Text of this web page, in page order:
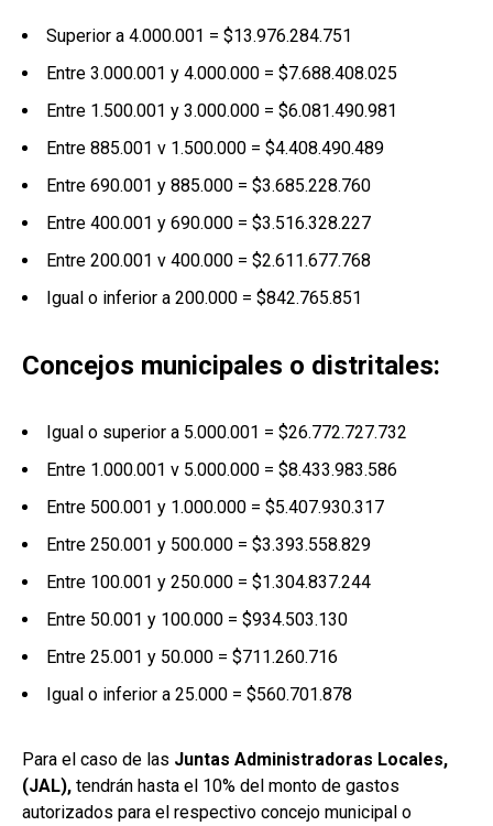
Superior a 4.000.001 = $13.976.284.751
Entre 3.000.001 y 4.000.000 = $7.688.408.025
Entre 1.500.001 y 3.000.000 = $6.081.490.981
Entre 885.001 v 1.500.000 = $4.408.490.489
Entre 690.001 y 885.000 = $3.685.228.760
Entre 400.001 y 690.000 = $3.516.328.227
Entre 200.001 v 400.000 = $2.611.677.768
Igual o inferior a 200.000 = $842.765.851
Concejos municipales o distritales:
Igual o superior a 5.000.001 = $26.772.727.732
Entre 1.000.001 v 5.000.000 = $8.433.983.586
Entre 500.001 y 1.000.000 = $5.407.930.317
Entre 250.001 y 500.000 = $3.393.558.829
Entre 100.001 y 250.000 = $1.304.837.244
Entre 50.001 y 100.000 = $934.503.130
Entre 25.001 y 50.000 = $711.260.716
Igual o inferior a 25.000 = $560.701.878
Para el caso de las Juntas Administradoras Locales,
(JAL), tendrán hasta el 10% del monto de gastos
autorizados para el respectivo concejo municipal o